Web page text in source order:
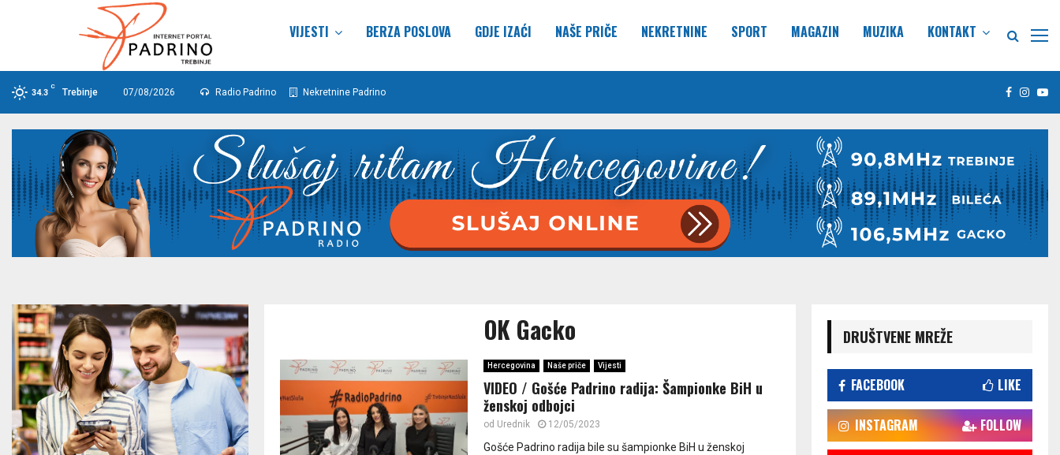
VIJESTI BERZA POSLOVA GDJE IZAĆI NAŠE PRIČE NEKRETNINE SPORT MAGAZIN MUZIKA KONTAKT
34.3
C
Trebinje 07/08/2026 Radio Padrino Nekretnine Padrino Facebook
OK Gacko
Hercegovina Naše priče Vijesti
VIDEO / Gošće Padrino radija: Šampionke BiH u
ženskoj odbojci
od Urednik 12/05/2023
Gošće Padrino radija bile su šampionke BiH u ženskoj
DRUŠTVENE MREŽE
FACEBOOK LIKE
INSTAGRAM FOLLOW